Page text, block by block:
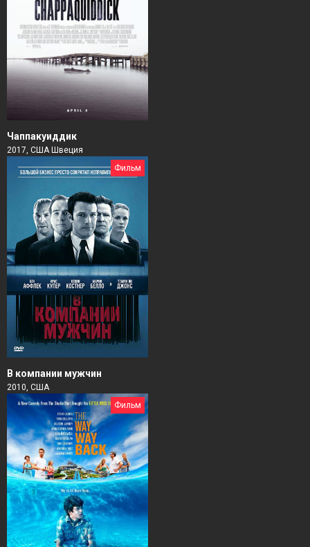
Чаппакуиддик
2017, США Швеция
Фильм
В компании мужчин
2010, США
Фильм